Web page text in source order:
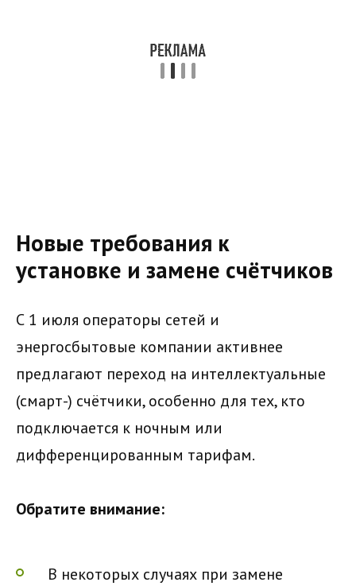
Новые требования к
установке и замене счётчиков
С 1 июля операторы сетей и
энергосбытовые компании активнее
предлагают переход на интеллектуальные
(смарт-) счётчики, особенно для тех, кто
подключается к ночным или
дифференцированным тарифам.
Обратите внимание:
В некоторых случаях при замене